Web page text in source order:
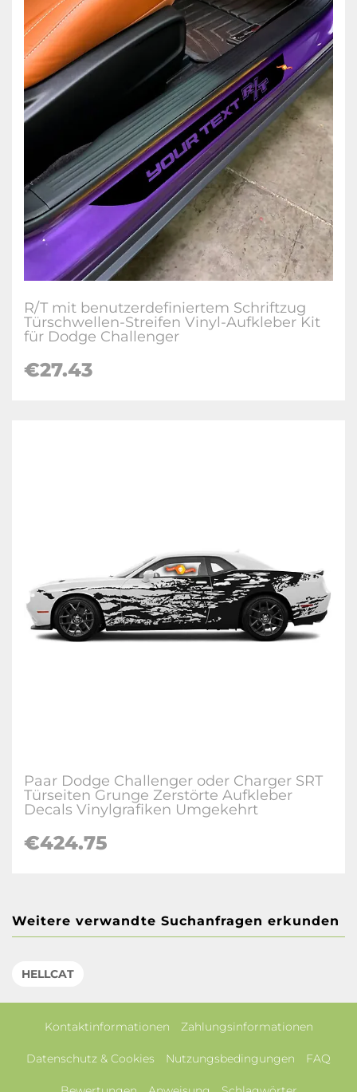
R/T mit benutzerdefiniertem Schriftzug
Türschwellen-Streifen Vinyl-Aufkleber Kit
für Dodge Challenger
€27.43
Paar Dodge Challenger oder Charger SRT
Türseiten Grunge Zerstörte Aufkleber
Decals Vinylgrafiken Umgekehrt
€424.75
Weitere verwandte Suchanfragen erkunden
HELLCAT
Kontaktinformationen Zahlungsinformationen
Datenschutz & Cookies Nutzungsbedingungen FAQ